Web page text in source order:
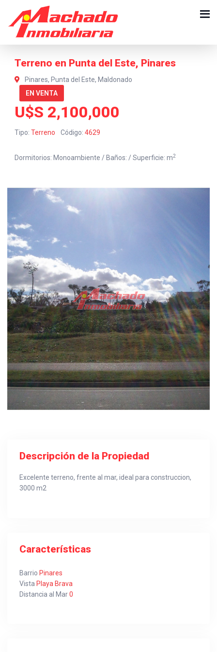
Terreno en Punta del Este, Pinares
Pinares, Punta del Este, Maldonado
EN VENTA
U$S 2,100,000
Tipo: Terreno Código: 4629
Dormitorios: Monoambiente / Baños: / Superficie: m2
Descripción de la Propiedad
Excelente terreno, frente al mar, ideal para construccion,
3000 m2
Características
Barrio Pinares
Vista Playa Brava
Distancia al Mar0